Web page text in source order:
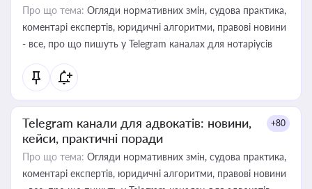
Про що тема: Огляди нормативних змін, судова практика,
коментарі експертів, юридичні алгоритми, правові новини
- все, про що пишуть у Telegram каналах для нотаріусів
Telegram канали для адвокатів: новини,
кейси, практичні поради
+80
Про що тема: Огляди нормативних змін, судова практика,
коментарі експертів, юридичні алгоритми, правові новини